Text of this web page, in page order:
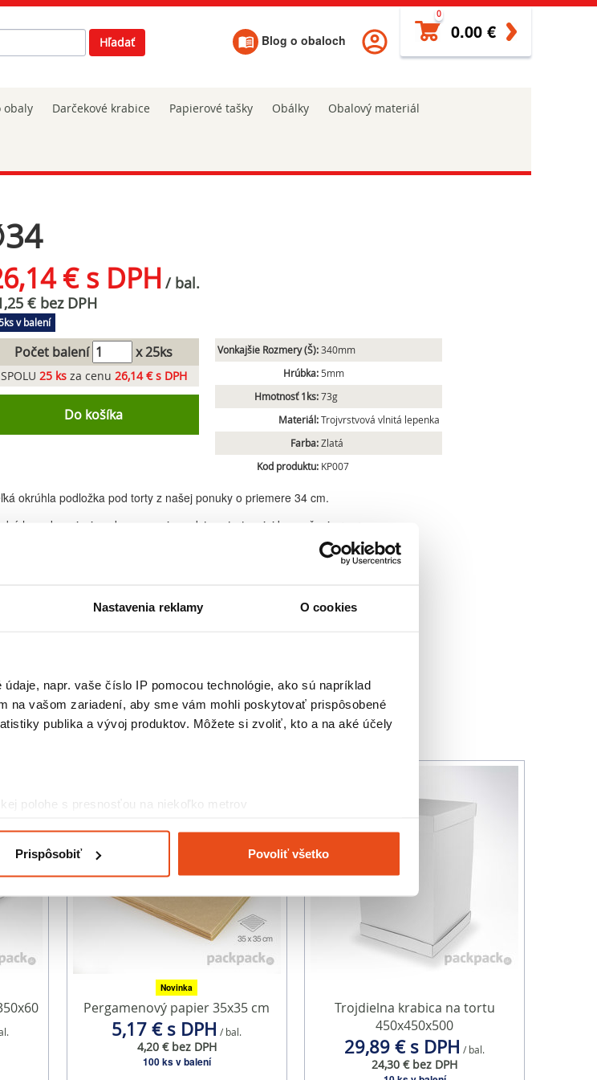
Nastavenia reklamy O cookies
napr. vaše číslo IP pomocou technológie, ako sú napríklad
na vašom zariadení, aby sme vám mohli poskytovať prispôsobené
publika a vývoj produktov. Môžete si zvoliť, kto a na aké účely
polohe s presnosťou na niekoľko metrov
súborov cookie.
sociálnych médií a analýzu návštevnosti používame súbory
stránky, poskytujeme aj našim partnerom v oblasti sociálnych
informácie skombinovať s ďalšími údajmi, ktoré ste im poskytli
Prispôsobiť Povoliť všetko
Hľadať Blog o obaloch
0
0.00 €
obaly Darčekové krabice Papierové tašky Obálky Obalový materiál
€ s DPH / bal.
€ bez DPH
v balení
Počet balení x 25ks
SPOLU 25ksza cenu 26,14 € s DPH
Do košíka
Vonkajšie Rozmery (Š): 340mm
Hrúbka: 5mm
Hmotnosť 1ks: 73g
Materiál: Trojvrstvová vlnitá lepenka
Farba: Zlatá
Kod produktu: KP007
okrúhla podložka pod torty z našej ponuky o priemere 34 cm.
lepenka prispieva k spevneniu podstavy torty a jej bezpečnej preprave.
laminácia proti nasiaknutiu vlhkosti a tukov v elegantnom zlatom prevedení.
produkty
Novinka
Pergamenový papier 35x35 cm
5,17 € s DPH / bal.
4,20 € bez DPH
100 ks v balení
Trojdielna krabica na tortu
450x450x500
29,89 € s DPH / bal.
24,30 € bez DPH